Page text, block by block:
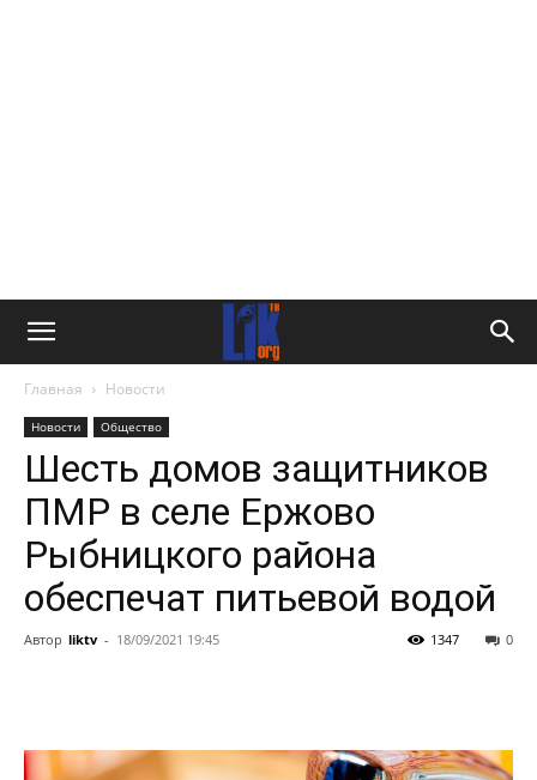
Главная Новости
Новости Общество
Шесть домов защитников
ПМР в селе Ержово
Рыбницкого района
обеспечат питьевой водой
Автор liktv - 18/09/2021 19:45 0
1347